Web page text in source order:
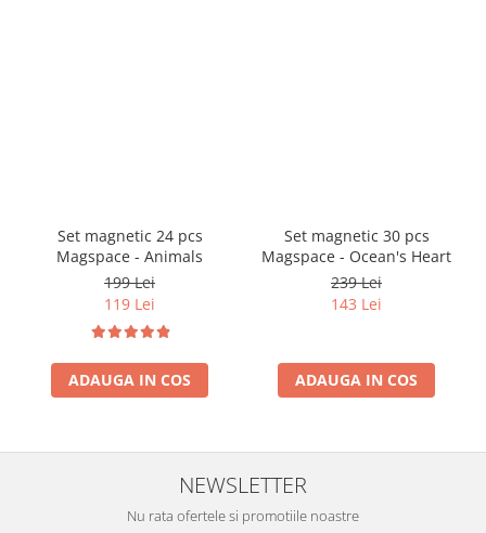
Set magnetic 24 pcs
Magspace - Animals
199 Lei
119 Lei
ADAUGA IN COS
Set magnetic 30 pcs
Magspace - Ocean's Heart
239 Lei
143 Lei
ADAUGA IN COS
NEWSLETTER
Nu rata ofertele si promotiile noastre